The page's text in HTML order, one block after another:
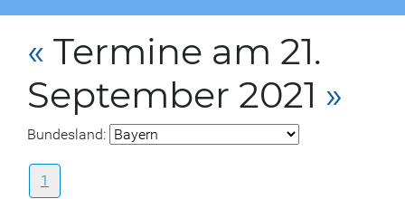
« Termine am 21.
September 2021 »
Bundesland:
1